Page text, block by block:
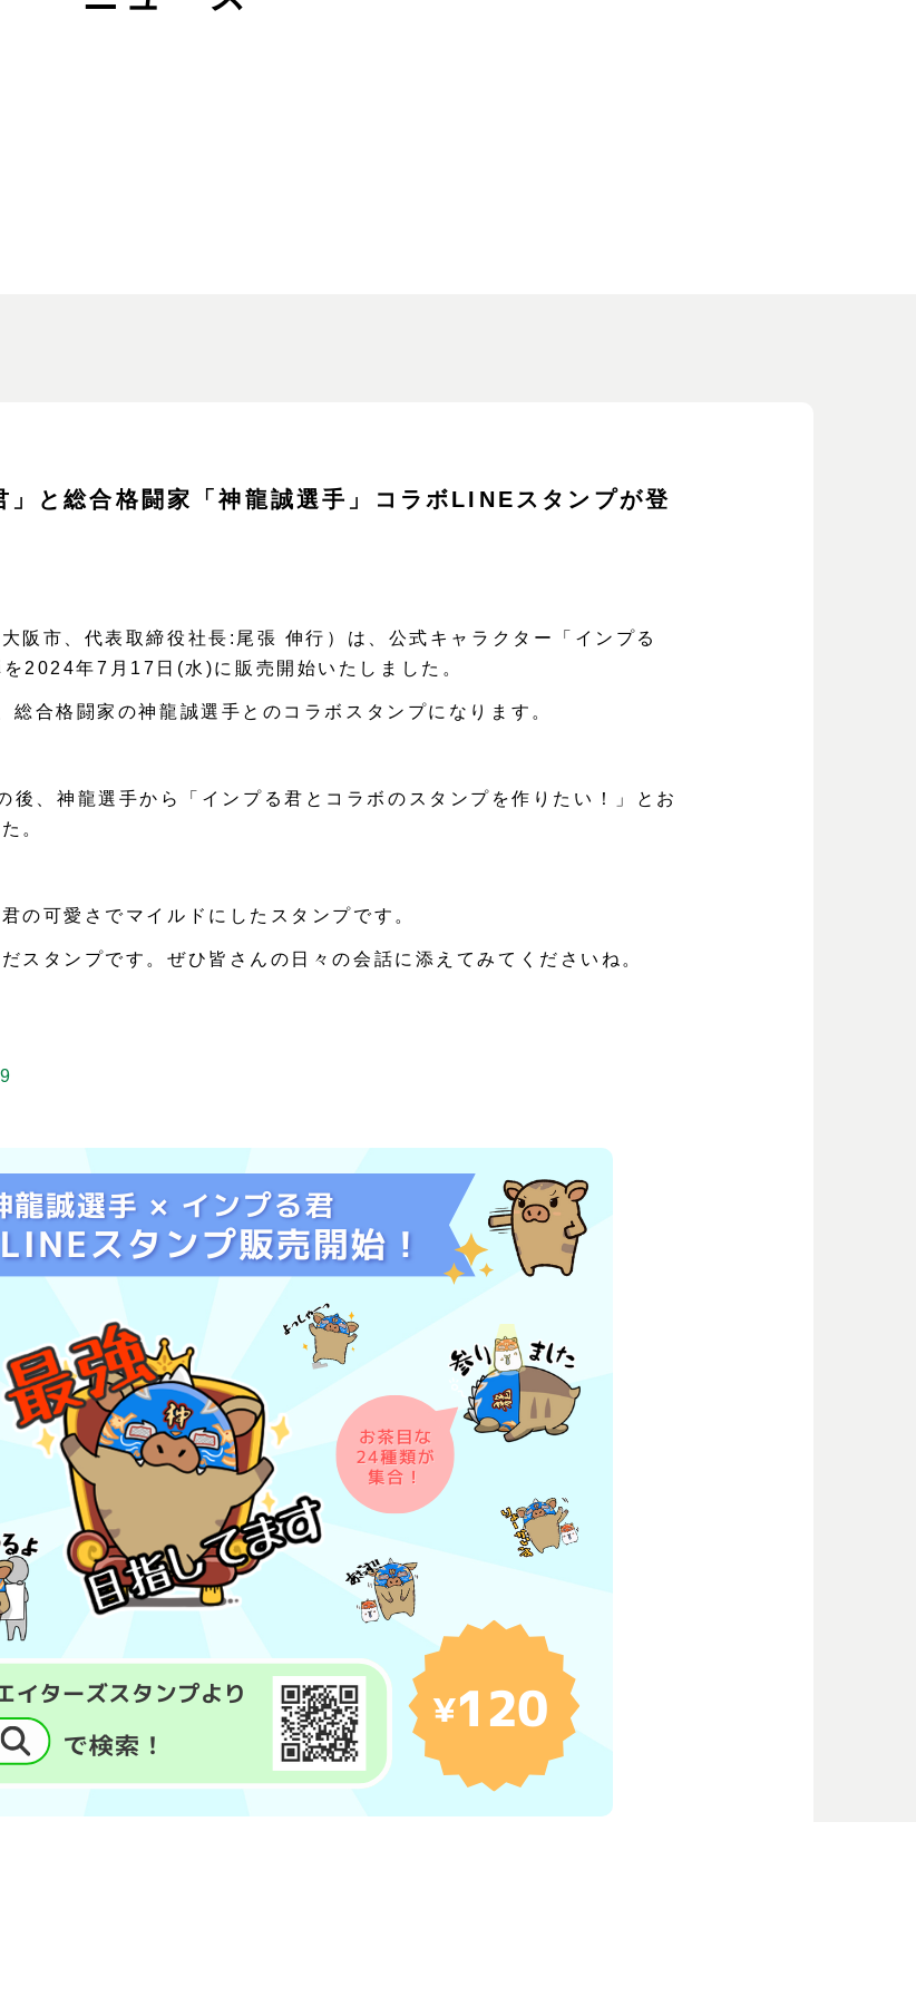
」と総合格闘家「神龍誠選手」コラボLINEスタンプが登
阪市、代表取締役社⾧:尾張 伸行）は、公式キャラクター「インプる
2024年7月17日(水)に販売開始いたしました。
合格闘家の神龍誠選手とのコラボスタンプになります。
、神龍選手から「インプる君とコラボのスタンプを作りたい！」とお
。
の可愛さでマイルドにしたスタンプです。
スタンプです。ぜひ皆さんの日々の会話に添えてみてくださいね。